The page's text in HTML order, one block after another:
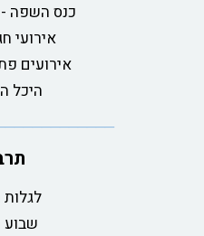
כנס השפה -
אירועי
אירועים
היכל